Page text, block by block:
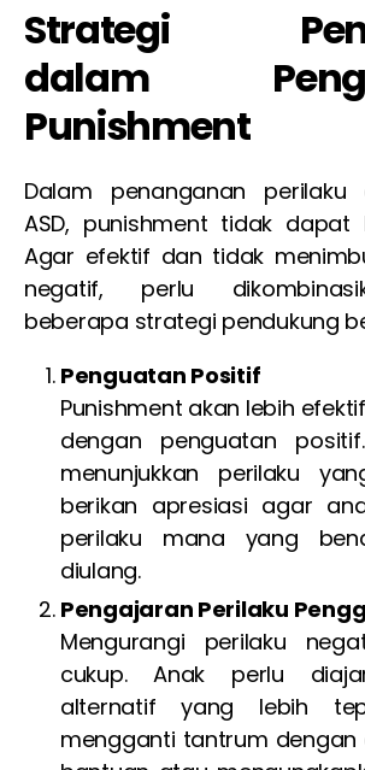
Strategi
dalam
Punishment
Dalam penanganan perilaku
ASD, punishment tidak dapat
Agar efektif dan tidak
negatif, perlu
beberapa strategi pendukung
Penguatan Positif
Punishment akan lebih
dengan penguatan
menunjukkan perilaku
berikan apresiasi agar
perilaku mana yang
diulang.
Pengajaran Perilaku
Mengurangi perilaku
cukup. Anak perlu
alternatif yang lebih
mengganti tantrum